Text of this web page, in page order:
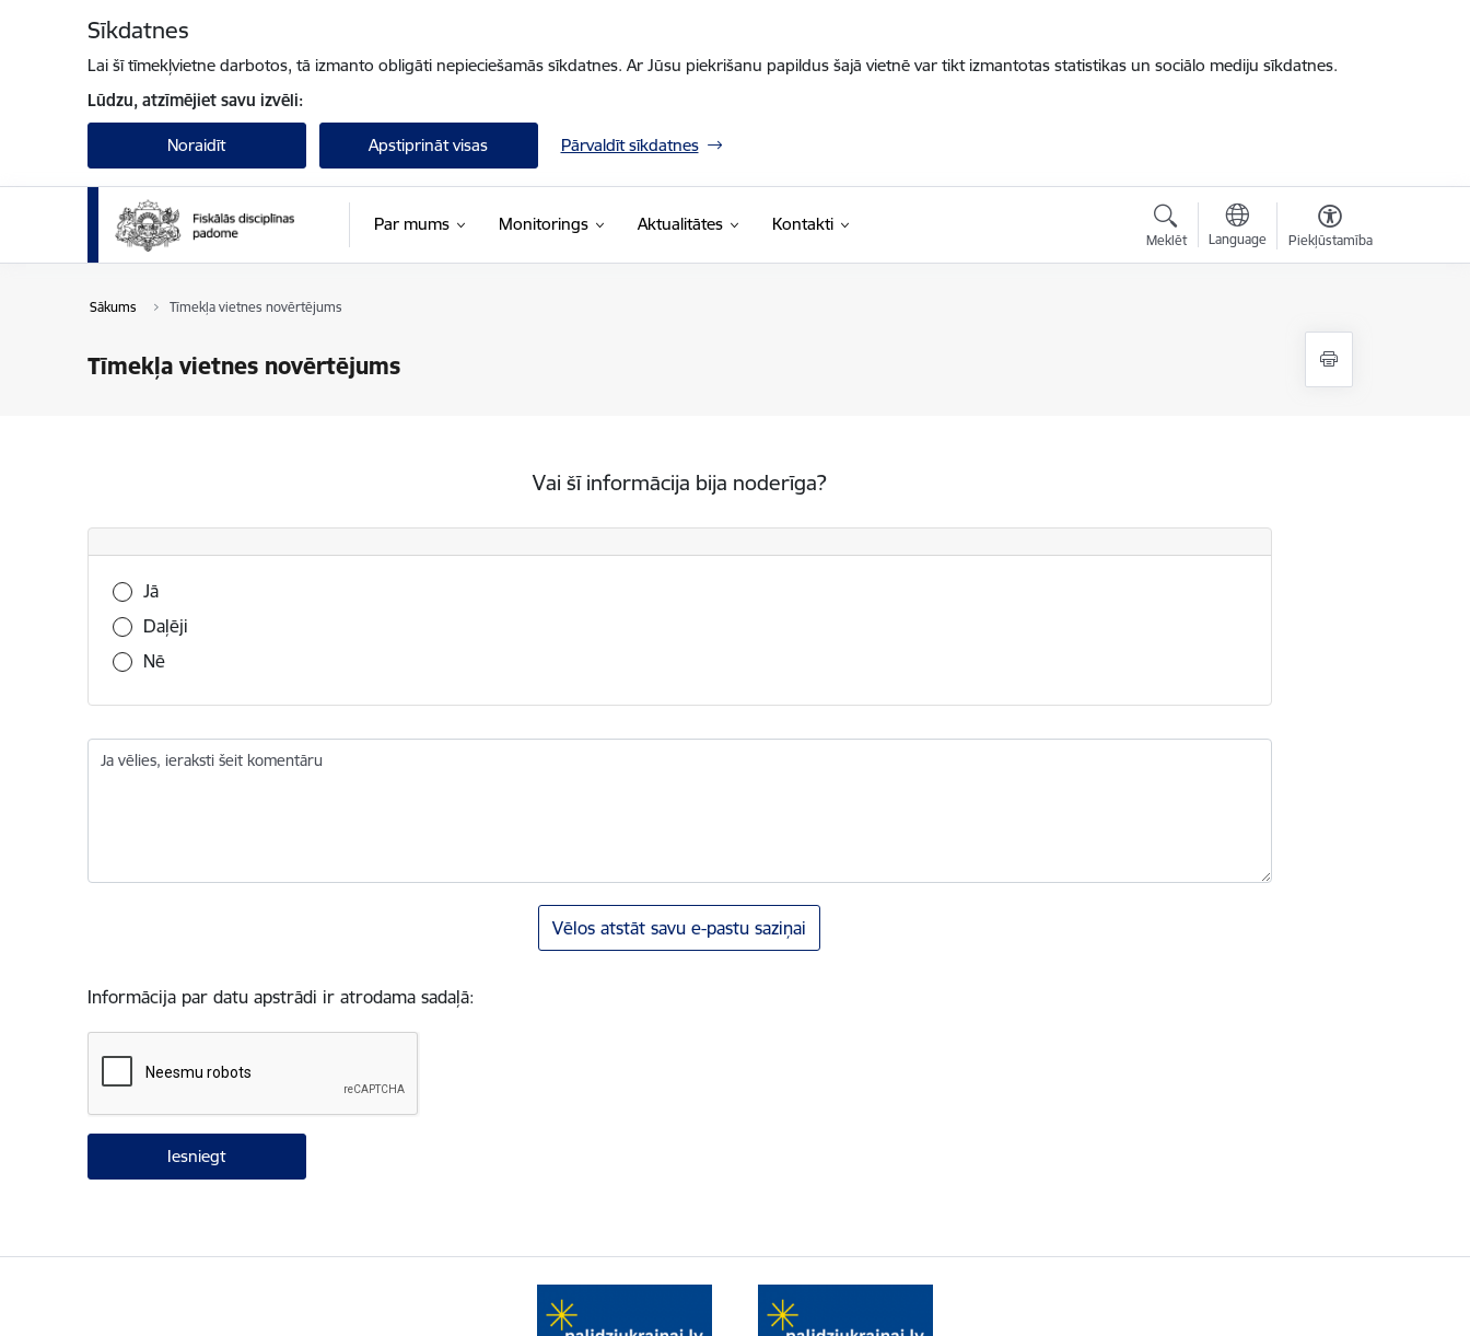
Sīkdatnes
Lai šī tīmekļvietne darbotos, tā izmanto obligāti nepieciešamās sīkdatnes. Ar Jūsu piekrišanu papildus šajā vietnē var tikt izmantotas statistikas un sociālo mediju sīkdatnes.
Lūdzu, atzīmējiet savu izvēli:
Noraidīt Apstiprināt visas Pārvaldīt sīkdatnes
Par mums Monitorings Aktualitātes Kontakti
Meklēt Language Piekļūstamība
Sākums Tīmekļa vietnes novērtējums
Tīmekļa vietnes novērtējums
Vai šī informācija bija noderīga?
Vai šī informācija bija noderīga?
Jā
Daļēji
Nē
Ja vēlies, ieraksti šeit komentāru
Vēlos atstāt savu e-pastu saziņai
Informācija par datu apstrādi ir atrodama sadaļā: